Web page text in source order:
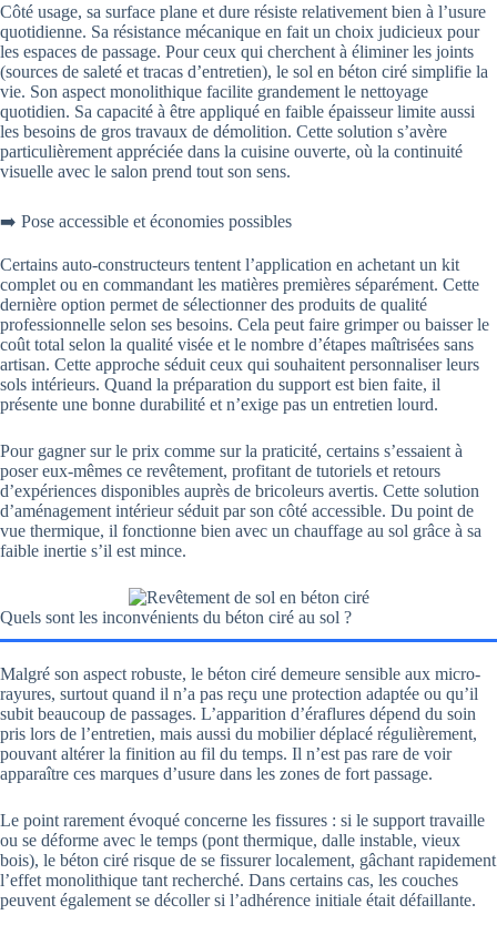
Côté usage, sa surface plane et dure résiste relativement bien à l’usure
quotidienne. Sa résistance mécanique en fait un choix judicieux pour
les espaces de passage. Pour ceux qui cherchent à éliminer les joints
(sources de saleté et tracas d’entretien), le sol en béton ciré simplifie la
vie. Son aspect monolithique facilite grandement le nettoyage
quotidien. Sa capacité à être appliqué en faible épaisseur limite aussi
les besoins de gros travaux de démolition. Cette solution s’avère
particulièrement appréciée dans la cuisine ouverte, où la continuité
visuelle avec le salon prend tout son sens.
➡️ Pose accessible et économies possibles
Certains auto-constructeurs tentent l’application en achetant un kit
complet ou en commandant les matières premières séparément. Cette
dernière option permet de sélectionner des produits de qualité
professionnelle selon ses besoins. Cela peut faire grimper ou baisser le
coût total selon la qualité visée et le nombre d’étapes maîtrisées sans
artisan. Cette approche séduit ceux qui souhaitent personnaliser leurs
sols intérieurs. Quand la préparation du support est bien faite, il
présente une bonne durabilité et n’exige pas un entretien lourd.
Pour gagner sur le prix comme sur la praticité, certains s’essaient à
poser eux-mêmes ce revêtement, profitant de tutoriels et retours
d’expériences disponibles auprès de bricoleurs avertis. Cette solution
d’aménagement intérieur séduit par son côté accessible. Du point de
vue thermique, il fonctionne bien avec un chauffage au sol grâce à sa
faible inertie s’il est mince.
Quels sont les inconvénients du béton ciré au sol ?
Malgré son aspect robuste, le béton ciré demeure sensible aux micro-
rayures, surtout quand il n’a pas reçu une protection adaptée ou qu’il
subit beaucoup de passages. L’apparition d’éraflures dépend du soin
pris lors de l’entretien, mais aussi du mobilier déplacé régulièrement,
pouvant altérer la finition au fil du temps. Il n’est pas rare de voir
apparaître ces marques d’usure dans les zones de fort passage.
Le point rarement évoqué concerne les fissures : si le support travaille
ou se déforme avec le temps (pont thermique, dalle instable, vieux
bois), le béton ciré risque de se fissurer localement, gâchant rapidement
l’effet monolithique tant recherché. Dans certains cas, les couches
peuvent également se décoller si l’adhérence initiale était défaillante.